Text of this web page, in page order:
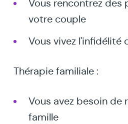
Vous rencontrez
votre couple
Vous vivez l'infidélité
Thérapie familiale :
Vous avez besoin de
famille